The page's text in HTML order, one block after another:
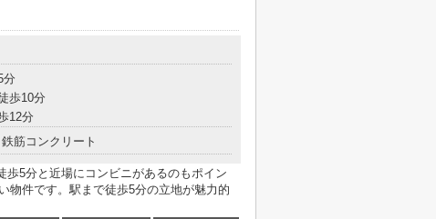
分
歩10分
12分
鉄筋コンクリート
歩5分と近場にコンビニがあるのもポイン
物件です。駅まで徒歩5分の立地が魅力的